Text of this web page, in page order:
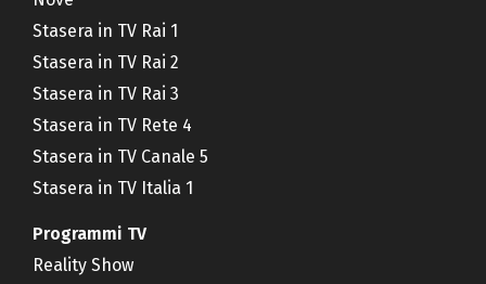
Stasera in TV Rai 1
Stasera in TV Rai 2
Stasera in TV Rai 3
Stasera in TV Rete 4
Stasera in TV Canale 5
Stasera in TV Italia 1
Programmi TV
Reality Show